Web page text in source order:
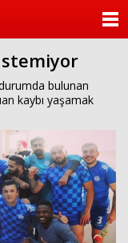
bulunan
kaybı yaşamak
KATEGORİLER
YAZARLAR
ANKETLER
FOTO GALERİ
VİDEO GALERİ